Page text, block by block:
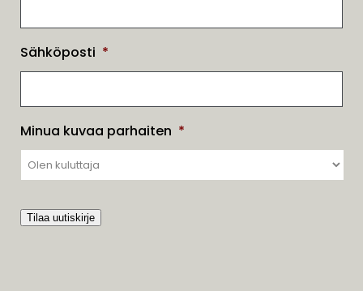
Sähköposti *
Minua kuvaa parhaiten *
Tilaa uutiskirje